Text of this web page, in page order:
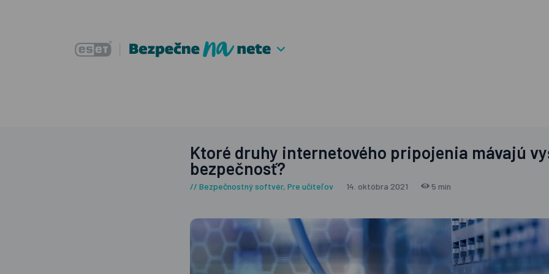
Ktoré druhy internetového pripojenia mávajú
bezpečnosť?
Bezpečnostný softvér,Pre učiteľov 14. októbra 2021 5 min